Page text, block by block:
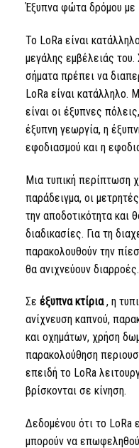
Έξυπνα φώτα δρόμου με
Το LoRaείναι
μεγάλης εμβέλειάς
σήματα πρέπει να
LoRaείναι κατάλληλο.
είναι οι έξυπνες
έξυπνη γεωργία, η
εφοδιασμού και η
Μια τυπική περίπτωση
παράδειγμα, οι
την αποδοτικότητα και
διαδικασίες. Για τη
παρακολουθούν την
θα ανιχνεύουν διαρροές.
Σε έξυπνα κτίρια, η
ανίχνευση καπνού,
και οχημάτων, χρήση
παρακολούθηση
επειδή το LoRa
βρίσκονται σε κίνηση.
Δεδομένου ότι το LoRa
μπορούν να